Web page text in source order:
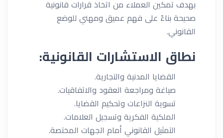
بهدف تمكين العملاء من اتخاذ قرارات قانونية
صحيحة بناءً على فهم عميق ومهني للوضع
القانوني.
نطاق الاستشارات القانونية:
القضايا المدنية والتجارية.
صياغة ومراجعة العقود والاتفاقيات.
تسوية النزاعات وتحكيم القضايا.
الملكية الفكرية وتسجيل العلامات.
التمثيل القانوني أمام الجهات المختصة.